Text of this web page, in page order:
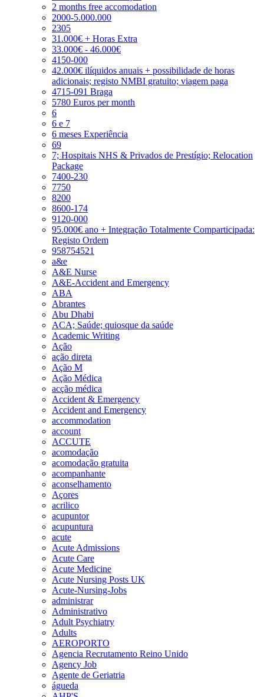
2 months free accomodation
2000-5.000.000
2305
31.000€ + Horas Extra
33.000€ - 46.000€
4150-000
42.000€ ilíquidos anuais + possibilidade de horas
adicionais; registo NMBI gratuito; viagem paga
4715-091 Braga
5780 Euros per month
6
6 e 7
6 meses Experiência
69
7; Hospitais NHS & Privados de Prestígio; Relocation
Package
7400-230
7750
8200
8600-174
9120-000
95.000€ ano + Integração Totalmente Comparticipada:
Registo Ordem
958754521
a&e
A&E Nurse
A&E-Accident and Emergency
ABA
Abrantes
Abu Dhabi
ACA; Saúde; quiosque da saúde
Academic Writing
Ação
ação direta
Ação M
Ação Médica
acção médica
Accident & Emergency
Accident and Emergency
accommodation
account
ACCUTE
acomodação
acomodação gratuita
acompanhante
aconselhamento
Açores
acrilico
acupuntor
acupuntura
acute
Acute Admissions
Acute Care
Acute Medicine
Acute Nursing Posts UK
Acute-Nursing-Jobs
administrar
Administrativo
Adult Psychiatry
Adults
AEROPORTO
Agencia Recrutamento Reino Unido
Agency Job
Agente de Geriatria
águeda